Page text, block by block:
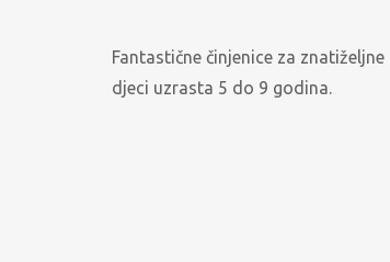
Fantastične činjenice za
djeci uzrasta 5 do 9 godina.